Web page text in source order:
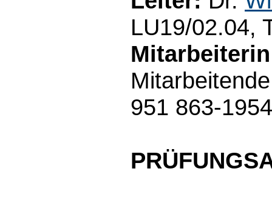
LU19/02.04,
951 863-1954